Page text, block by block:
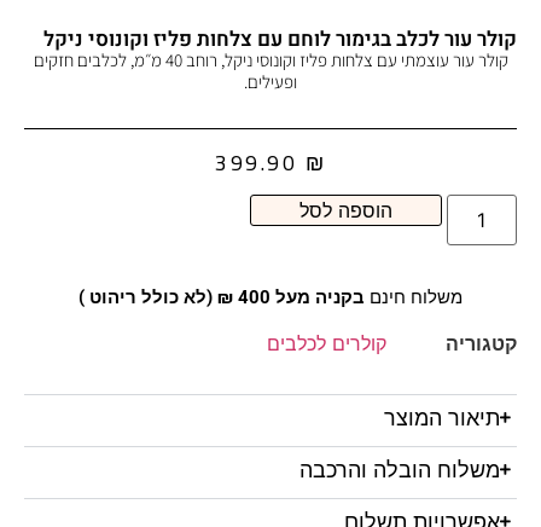
קולר עור לכלב בגימור לוחם עם צלחות פליז וקונוסי ניקל
קולר עור עוצמתי עם צלחות פליז וקונוסי ניקל, רוחב 40 מ״מ, לכלבים חזקים
ופעילים.
399.90 ₪
הוספה לסל
משלוח חינם בקניה מעל 400 ₪ (לא כולל ריהוט )
קטגוריה קולרים לכלבים
תיאור המוצר
משלוח הובלה והרכבה
אפשרויות תשלום